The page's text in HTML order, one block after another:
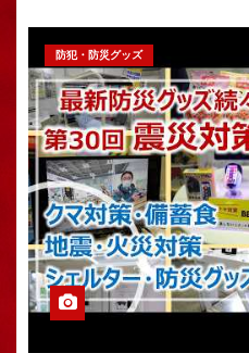
防犯・防災グッズ